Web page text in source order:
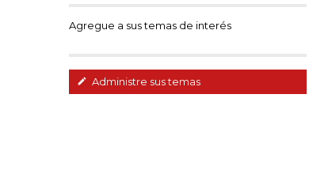
Agregue a sus temas de interés
Administre sus temas